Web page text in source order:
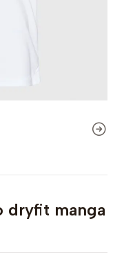
dryfit manga